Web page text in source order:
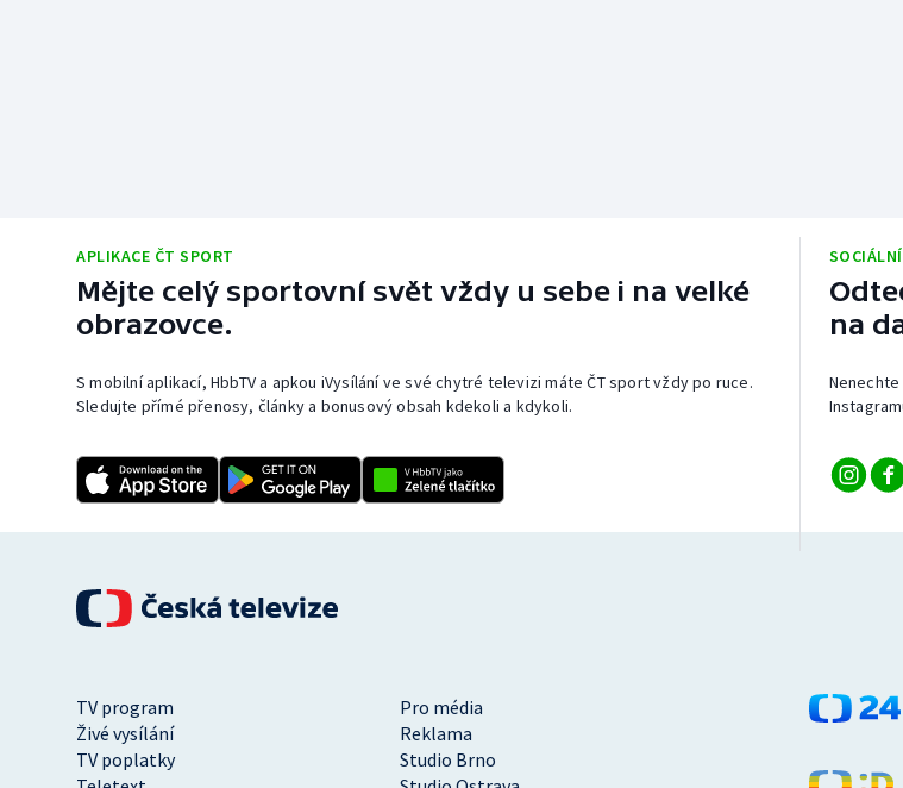
APLIKACE ČT SPORT
Mějte celý sportovní svět vždy u sebe i na velké
obrazovce.
S mobilní aplikací, HbbTV a apkou iVysílání ve své chytré televizi máte ČT sport vždy po ruce.
Sledujte přímé přenosy, články a bonusový obsah kdekoli a kdykoli.
na
TV program
Pro média
Živé vysílání
Reklama
TV poplatky
Studio Brno